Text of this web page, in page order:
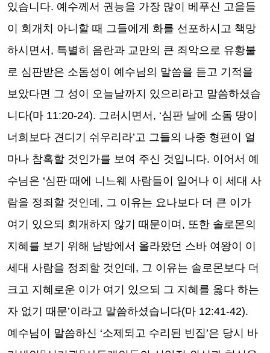
있습니다. 예수께서 권능을 가장 많이 베푸신 고을들
이 회개치 아니할 때 그들에게 화를 선포하시고 책망
하시면서 , 특별히 음란과 교만의 큰 죄악으로 유황불
로 심판받은 소돔성이 예수님의 말씀을 듣고 기적을
보았다면 그 성이 오늘날까지 있으리라고 말씀하셨습
니다(마 11:20-24). 그러시면서 , ‘심판 날에 소돔 땅이
너희보다 견디기 쉬우리라’고 그들의 나중 형편이 얼
마나 참혹할 것인가를 보여 주신 것입니다. 이어서 예
수님은 ‘심판 때에 니느웨 사람들이 일어나 이 세대 사
람을 정죄할 것인데 , 그 이유는 요나보다 더 큰 이가
여기 있으되 회개하지 않기 때문이며 , 또한 솔로몬의
지혜를 보기 위해 남방에서 올라왔던 스바 여왕이 이
세대 사람을 정죄할 것인데 , 그 이유는 솔로몬보다 더
크고 지혜로운 이가 여기 있으되 그 지혜를 옳다 하는
자 없기 때문’이라고 말씀하셨습니다(마 12:41-42).
예수님이 말씀하신 ‘소제되고 수리된 빈집 ’은 당시 바